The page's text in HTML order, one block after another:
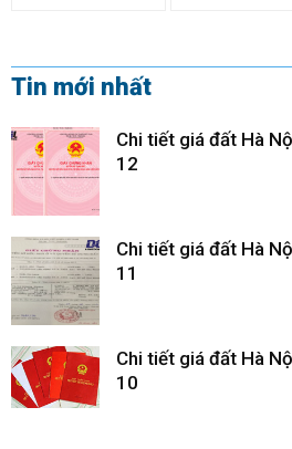
Tin mới nhất
Chi tiết giá đất Hà
12
Chi tiết giá đất Hà
11
Chi tiết giá đất Hà
10